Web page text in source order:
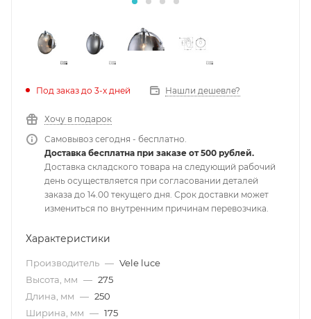
Под заказ до 3-х дней Нашли дешевле?
Хочу в подарок
Самовывоз сегодня - бесплатно.
Доставка бесплатна при заказе от 500 рублей.
Доставка складского товара на следующий рабочий
день осуществляется при согласовании деталей
заказа до 14.00 текущего дня. Срок доставки может
измениться по внутренним причинам перевозчика.
Характеристики
Производитель — Vele luce
Высота, мм — 275
Длина, мм — 250
Ширина, мм — 175